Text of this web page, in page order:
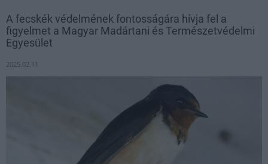
A fecskék védelmének fontosságára hívja fel a
figyelmet a Magyar Madártani és Természetvédelmi
Egyesület
2025.02.11